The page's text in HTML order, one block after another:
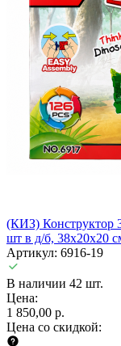
(КИЗ) Конструктор
шт в д/б, 38х20х20
Артикул: 6916-19
В наличии 42 шт.
Цена:
1 850,00 р.
Цена со скидкой: